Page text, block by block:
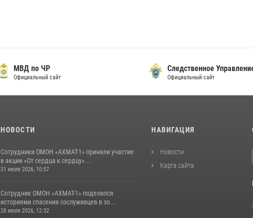
МВД по ЧР
Официальный сайт
Следственное
Официальный сайт
НОВОСТИ
Сотрудники ОМОН «АХМАТ-1» приняли участие
в акции «От сердца к сердцу»...
31 июля 2026, 10:57
Сотрудник ОМОН «АХМАТ-1» поделился
историями спасения сослуживцев в зо...
28 июля 2026, 12:32
НАВИГАЦИЯ
Новости
Карта сайта